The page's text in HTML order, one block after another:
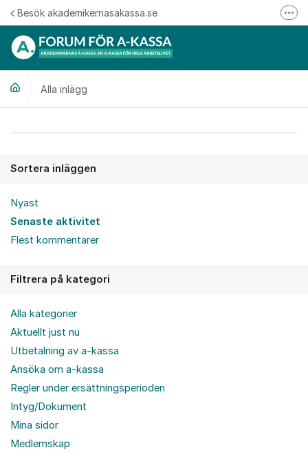
Hoppa till innehåll
Besök akademikernasakassa.se
Alla inlägg
Sortera inläggen
Nyast
Senaste aktivitet
Flest kommentarer
Filtrera på kategori
Alla kategorier
Aktuellt just nu
Utbetalning av a-kassa
Ansöka om a-kassa
Regler under ersättningsperioden
Intyg/Dokument
Mina sidor
Medlemskap